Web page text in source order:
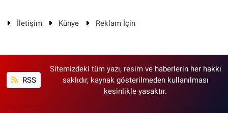
İletişim Künye Reklam İçin
RSS
Sitemizdeki tüm yazı, resim ve haberlerin her hakkı
saklıdır, kaynak gösterilmeden kullanılması
kesinlikle yasaktır.